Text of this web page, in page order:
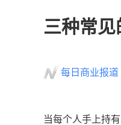
三种常
每日商业报道
当每个人手上持